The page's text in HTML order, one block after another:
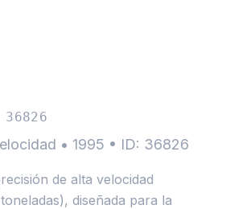
• 1995 • ID: 36826
de alta velocidad
diseñada para la